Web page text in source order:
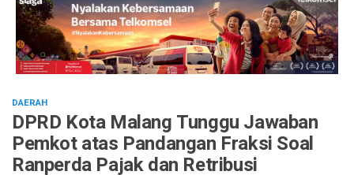
DAERAH
DPRD Kota Malang Tunggu Jawaban
Pemkot atas Pandangan Fraksi Soal
Ranperda Pajak dan Retribusi